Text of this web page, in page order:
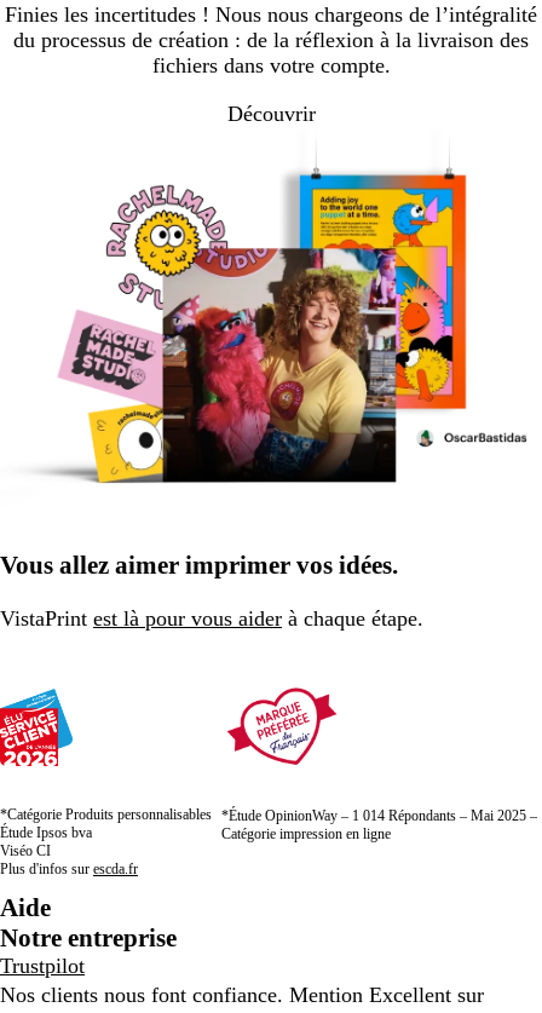
Finies les incertitudes ! Nous nous chargeons de l’intégralité
du processus de création : de la réflexion à la livraison des
fichiers dans votre compte.
Découvrir
Vous allez aimer imprimer vos idées.
VistaPrint est là pour vous aider à chaque étape.
*Catégorie Produits personnalisables
Étude Ipsos bva
Viséo CI
Plus d'infos sur escda.fr
*Étude OpinionWay – 1 014 Répondants – Mai 2025 –
Catégorie impression en ligne
Aide
Notre entreprise
Trustpilot
Nos clients nous font confiance. Mention Excellent sur